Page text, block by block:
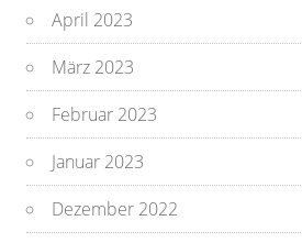
April 2023
März 2023
Februar 2023
Januar 2023
Dezember 2022